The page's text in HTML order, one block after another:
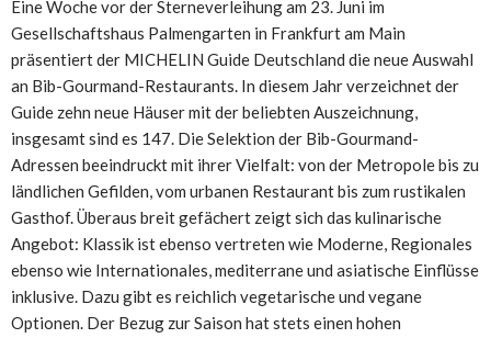
Eine Woche vor der Sterneverleihung am 23. Juni im
Gesellschaftshaus Palmengarten in Frankfurt am Main
präsentiert der MICHELIN Guide Deutschland die neue Auswahl
an Bib-Gourmand-Restaurants. In diesem Jahr verzeichnet der
Guide zehn neue Häuser mit der beliebten Auszeichnung,
insgesamt sind es 147. Die Selektion der Bib-Gourmand-
Adressen beeindruckt mit ihrer Vielfalt: von der Metropole bis zu
ländlichen Gefilden, vom urbanen Restaurant bis zum rustikalen
Gasthof. Überaus breit gefächert zeigt sich das kulinarische
Angebot: Klassik ist ebenso vertreten wie Moderne, Regionales
ebenso wie Internationales, mediterrane und asiatische Einflüsse
inklusive. Dazu gibt es reichlich vegetarische und vegane
Optionen. Der Bezug zur Saison hat stets einen hohen